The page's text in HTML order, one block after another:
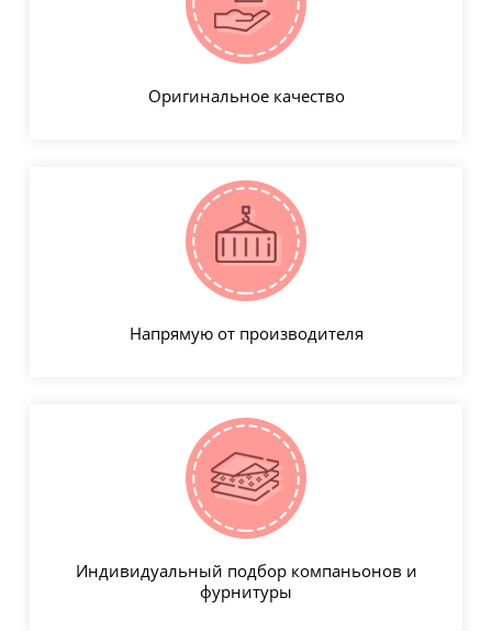
Оригинальное качество
Напрямую от производителя
Индивидуальный подбор компаньонов и
фурнитуры